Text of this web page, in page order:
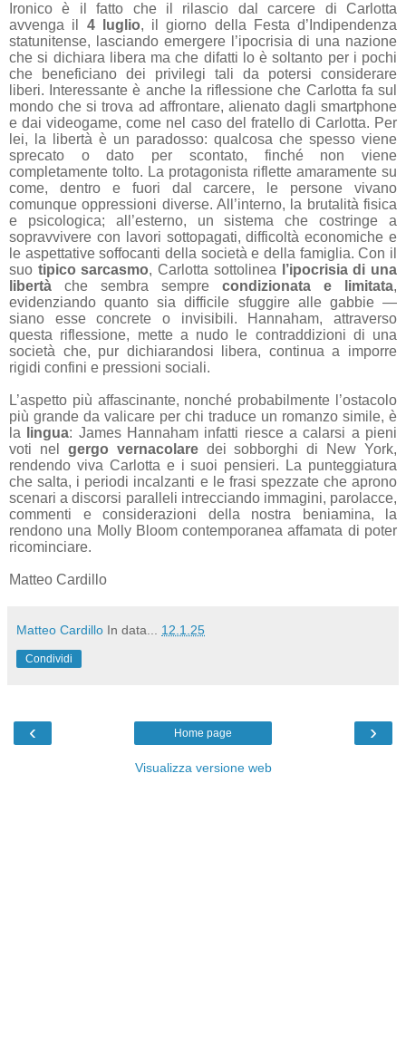
Ironico è il fatto che il rilascio dal carcere di Carlotta
avvenga il 4 luglio, il giorno della Festa d’Indipendenza
statunitense, lasciando emergere l’ipocrisia di una nazione
che si dichiara libera ma che difatti lo è soltanto per i pochi
che beneficiano dei privilegi tali da potersi considerare
liberi. Interessante è anche la riflessione che Carlotta fa sul
mondo che si trova ad affrontare, alienato dagli smartphone
e dai videogame, come nel caso del fratello di Carlotta. Per
lei, la libertà è un paradosso: qualcosa che spesso viene
sprecato o dato per scontato, finché non viene
completamente tolto. La protagonista riflette amaramente su
come, dentro e fuori dal carcere, le persone vivano
comunque oppressioni diverse. All’interno, la brutalità fisica
e psicologica; all’esterno, un sistema che costringe a
sopravvivere con lavori sottopagati, difficoltà economiche e
le aspettative soffocanti della società e della famiglia. Con il
suo tipico sarcasmo, Carlotta sottolinea
l’ipocrisia di una
libertà che sembra sempre condizionata e limitata,
evidenziando quanto sia difficile sfuggire alle gabbie —
siano esse concrete o invisibili. Hannaham, attraverso
questa riflessione, mette a nudo le contraddizioni di una
società che, pur dichiarandosi libera, continua a imporre
rigidi confini e pressioni sociali.
L’aspetto più affascinante, nonché probabilmente l’ostacolo
più grande da valicare per chi traduce un romanzo simile, è
la
lingua: James Hannaham infatti riesce a calarsi a pieni
voti nel gergo vernacolare dei sobborghi di New York,
rendendo viva Carlotta e i suoi pensieri. La punteggiatura
che salta, i periodi incalzanti e le frasi spezzate che aprono
scenari a discorsi paralleli intrecciando immagini, parolacce,
commenti e considerazioni della nostra beniamina, la
rendono una Molly Bloom contemporanea affamata di poter
ricominciare.
Matteo Cardillo
Matteo Cardillo In data... 12.1.25
Condividi
‹ ›
Home page
Visualizza versione web